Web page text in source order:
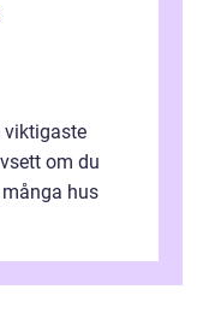
viktigaste
om du
många hus